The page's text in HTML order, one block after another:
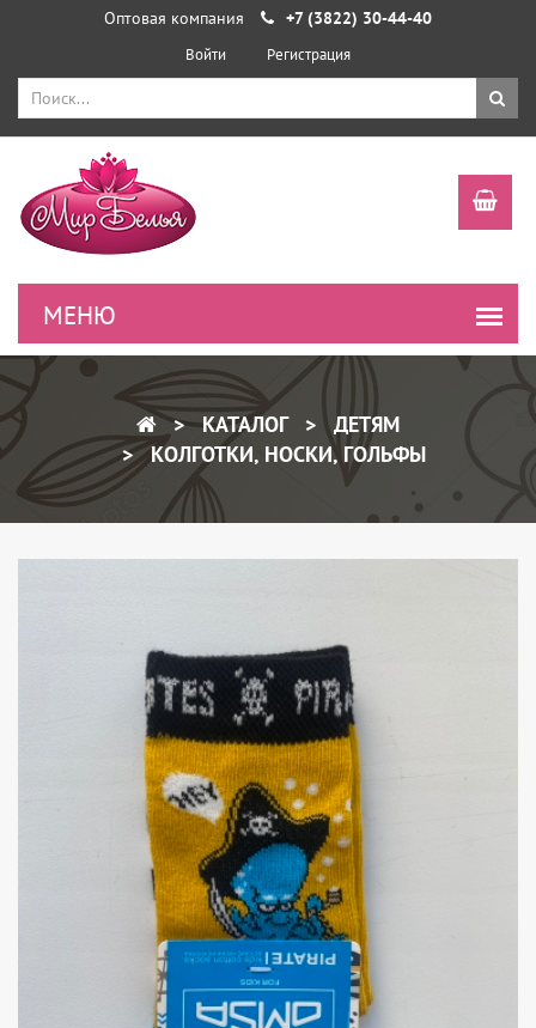
Оптовая компания +7 (3822) 30-44-40
Войти Регистрация
КАТАЛОГ
ДЕТЯМ
КОЛГОТКИ, НОСКИ, ГОЛЬФЫ